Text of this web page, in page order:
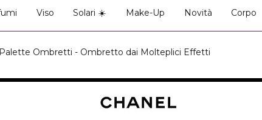
Viso Solari ☀️ Make-Up Novità Corpo
Palette Ombretti - Ombretto dai Molteplici Effetti